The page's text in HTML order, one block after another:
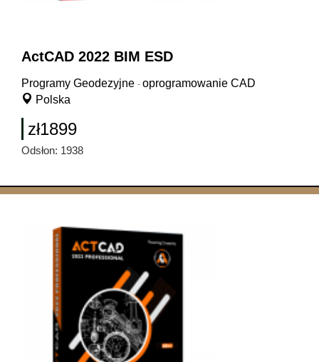
ActCAD 2022 BIM ESD
Programy Geodezyjne - oprogramowanie CAD
Polska
zł1899
Odsłon: 1938